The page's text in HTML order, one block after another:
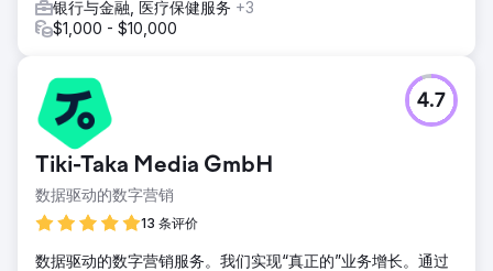
银行与金融, 医疗保健服务 +3
$1,000 - $10,000
Tiki-Taka Media GmbH
数据驱动的数字营销
13 条评价
4.7
数据驱动的数字营销服务。我们实现“真正的”业务增长。通过